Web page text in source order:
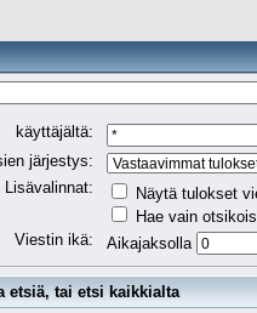
käyttäjältä:
järjestys:
Lisävalinnat:
Näytä tulokset
Hae vain
Viestin ikä:
Aikajaksolla
etsiä, tai etsi kaikkialta